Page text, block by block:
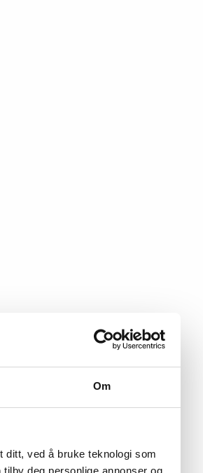
Om
ditt, ved å bruke teknologi som
deg personlige annonser og